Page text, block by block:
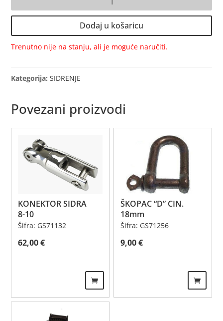
Dodaj u košaricu
Trenutno nije na stanju, ali je moguće naručiti.
Kategorija:SIDRENJE
Povezani proizvodi
KONEKTOR SIDRA
8-10
Šifra: GS71132
62,00€
ŠKOPAC “D” CIN.
18mm
Šifra: GS71256
9,00€